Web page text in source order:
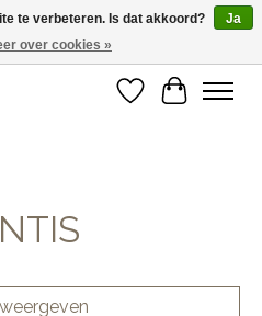
up
Verlanglijst
te verbeteren. Is dat akkoord?
Ja
over cookies »